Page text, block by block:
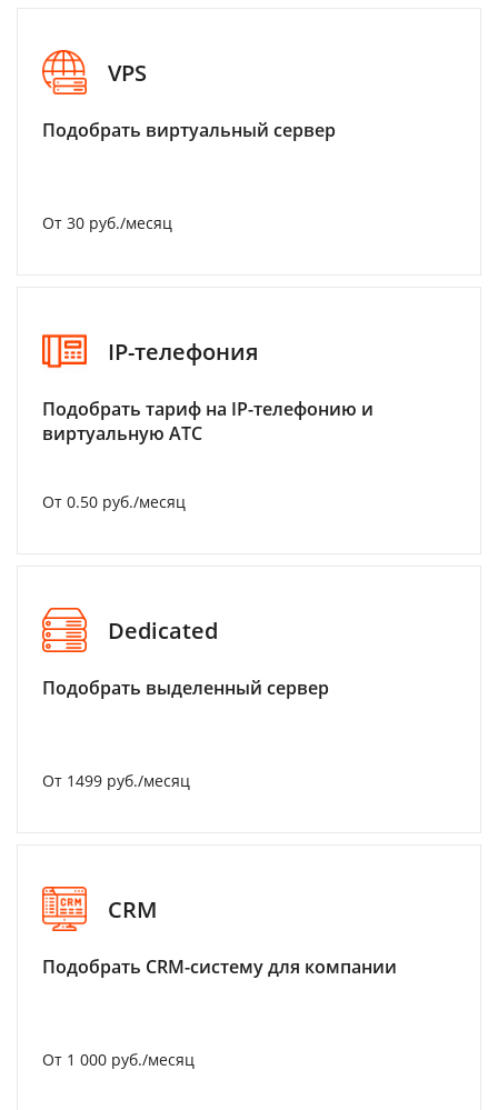
VPS
Подобрать виртуальный сервер
От 30 руб./месяц
IP-телефония
Подобрать тариф на IP-телефонию и
виртуальную АТС
От 0.50 руб./месяц
Dedicated
Подобрать выделенный сервер
От 1499 руб./месяц
CRM
Подобрать CRM-систему для компании
От 1 000 руб./месяц